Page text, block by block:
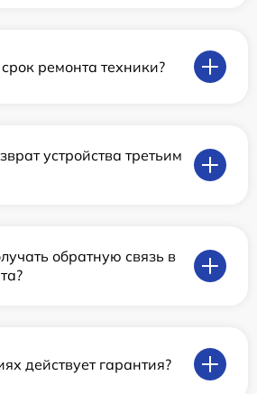
ремонта техники?
устройства третьим
обратную связь в
действует гарантия?